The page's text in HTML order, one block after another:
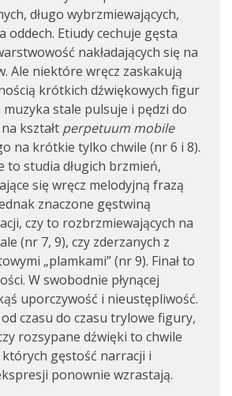
długo wybrzmiewających,
oddech. Etiudy cechuje gęsta
nakładających się na
Ale niektóre wręcz zaskakują
krótkich dźwiękowych figur
muzyka stale pulsuje i pędzi do
kształt perpetuum mobile
na krótkie tylko chwile (nr 6 i 8).
to studia długich brzmień,
się wręcz melodyjną frazą
znaczone gęstwiną
czy to rozbrzmiewających na
(nr 7, 9), czy zderzanych z
„plamkami” (nr 9). Finał to
W swobodnie płynącej
uporczywość i nieustępliwość.
czasu do czasu trylowe figury,
rozsypane dźwięki to chwile
gęstość narracji i
ponownie wzrastają.